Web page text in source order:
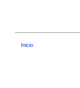
Inicio